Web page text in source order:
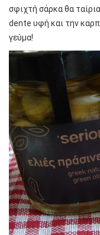
σφιχτή σάρκα θα
dente υφή και την
γεύμα!